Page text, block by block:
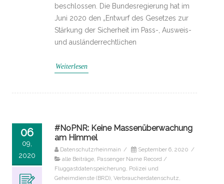
beschlossen. Die Bundesregierung hat im
Juni 2020 den „Entwurf des Gesetzes zur
Stärkung der Sicherheit im Pass-, Ausweis-
und ausländerrechtlichen
Weiterlesen
06
09,
2020
#NoPNR: Keine Massenüberwachung
am Himmel
Datenschutzrheinmain / September 6, 2020 /
alle Beiträge, Passenger Name Record /
Fluggastdatenspeicherung, Polizei und
Geheimdienste (BRD), Verbraucherdatenschutz,